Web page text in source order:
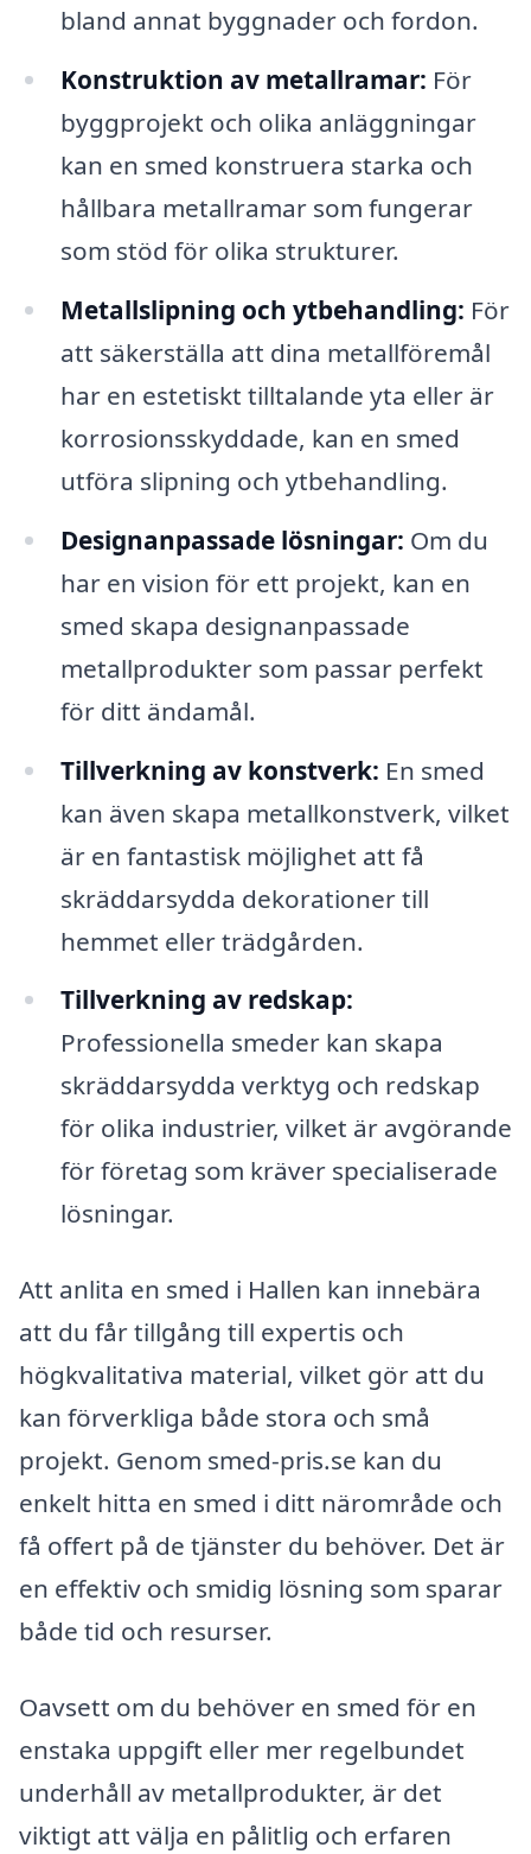
bland annat byggnader och fordon.
Konstruktion av metallramar: För
byggprojekt och olika anläggningar
kan en smed konstruera starka och
hållbara metallramar som fungerar
som stöd för olika strukturer.
Metallslipning och ytbehandling: För
att säkerställa att dina metallföremål
har en estetiskt tilltalande yta eller är
korrosionsskyddade, kan en smed
utföra slipning och ytbehandling.
Designanpassade lösningar: Om du
har en vision för ett projekt, kan en
smed skapa designanpassade
metallprodukter som passar perfekt
för ditt ändamål.
Tillverkning av konstverk: En smed
kan även skapa metallkonstverk, vilket
är en fantastisk möjlighet att få
skräddarsydda dekorationer till
hemmet eller trädgården.
Tillverkning av redskap:
Professionella smeder kan skapa
skräddarsydda verktyg och redskap
för olika industrier, vilket är avgörande
för företag som kräver specialiserade
lösningar.
Att anlita en smed i Hallen kan innebära
att du får tillgång till expertis och
högkvalitativa material, vilket gör att du
kan förverkliga både stora och små
projekt. Genom smed-pris.se kan du
enkelt hitta en smed i ditt närområde och
få offert på de tjänster du behöver. Det är
en effektiv och smidig lösning som sparar
både tid och resurser.
Oavsett om du behöver en smed för en
enstaka uppgift eller mer regelbundet
underhåll av metallprodukter, är det
viktigt att välja en pålitlig och erfaren